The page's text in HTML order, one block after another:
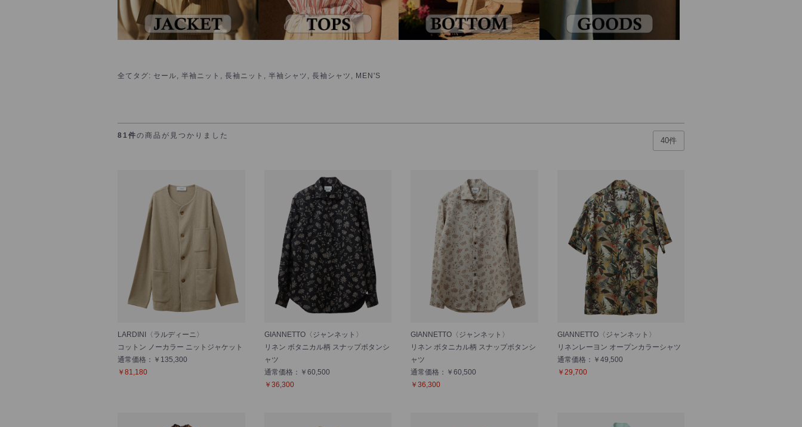
全て タグ: セール, 半袖ニット, 長袖ニット, 半袖シャツ, 長袖シャツ, MEN'S
81件の商品が見つかりました
LARDINI〈ラルディーニ〉
コットン ノーカラー ニットジャケット
通常価格：￥135,300
￥81,180
GIANNETTO〈ジャンネット〉
リネン ボタニカル柄 スナップボタンシ
ャツ
通常価格：￥60,500
￥36,300
GIANNETTO〈ジャンネット〉
リネン ボタニカル柄 スナップボタンシ
ャツ
通常価格：￥60,500
￥36,300
GIANNETTO〈ジャンネット〉
リネンレーヨン オープンカラーシャツ
通常価格：￥49,500
￥29,700